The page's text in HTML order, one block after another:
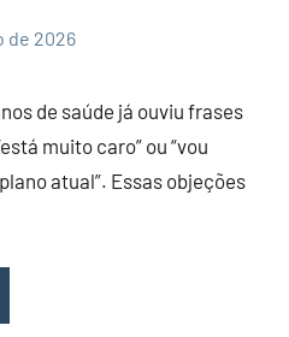
de 2026
de saúde já ouviu frases
muito caro” ou “vou
atual”. Essas objeções